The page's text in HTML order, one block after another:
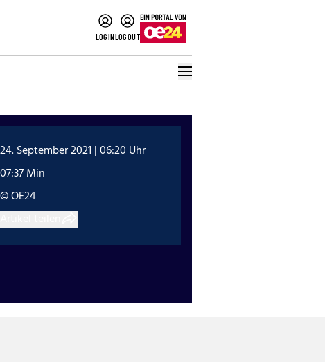
LOGINLOGOUT
24. September 2021 | 06:20 Uhr
07:37 Min
© OE24